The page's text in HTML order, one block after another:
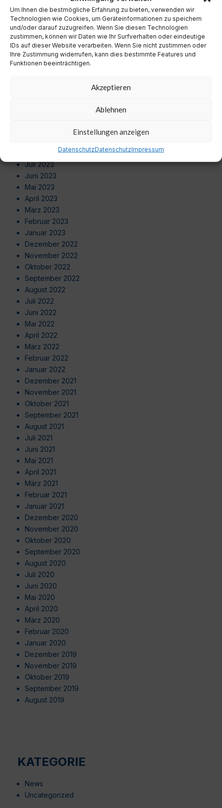
Um Ihnen die bestmögliche Erfahrung zu bieten, verwenden wir
Technologien wie Cookies, um Geräteinformationen zu speichern
und/oder darauf zuzugreifen. Wenn Sie diesen Technologien
zustimmen, können wir Daten wie Ihr Surfverhalten oder eindeutige
IDs auf dieser Website verarbeiten. Wenn Sie nicht zustimmen oder
Ihre Zustimmung widerrufen, kann dies bestimmte Features und
Funktionen beeinträchtigen.
Akzeptieren
Ablehnen
Einstellungen anzeigen
DatenschutzDatenschutzImpressum
August 2024
Juli 2024
Juni 2024
Mai 2024
April 2024
August 2023
Juli 2023
Juni 2023
Mai 2023
April 2023
März 2023
Februar 2023
Januar 2023
Dezember 2022
November 2022
Oktober 2022
September 2022
August 2022
Juli 2022
Juni 2022
Mai 2022
April 2022
März 2022
Februar 2022
Januar 2022
Dezember 2021
November 2021
Oktober 2021
September 2021
August 2021
Juli 2021
Juni 2021
Mai 2021
April 2021
März 2021
Februar 2021
Januar 2021
Dezember 2020
November 2020
Oktober 2020
September 2020
August 2020
Juli 2020
Juni 2020
Mai 2020
April 2020
März 2020
Februar 2020
Januar 2020
Dezember 2019
November 2019
Oktober 2019
September 2019
August 2019
KATEGORIE
News
Uncategorized